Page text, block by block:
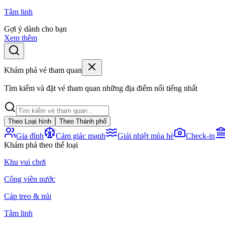
Tâm linh
Gợi ý dành cho bạn
Xem thêm
Khám phá vé tham quan
Tìm kiếm và đặt vé tham quan những địa điểm nổi tiếng nhất
Theo Loại hình Theo Thành phố
Gia đình Cảm giác mạnh Giải nhiệt mùa hè Check-in
Khám phá theo thể loại
Khu vui chơi
Công viên nước
Cáp treo & núi
Tâm linh